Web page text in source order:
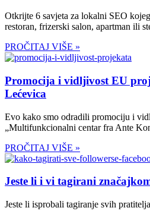
Otkrijte 6 savjeta za lokalni SEO
restoran, frizerski salon, apartman ili
PROČITAJ VIŠE »
Promocija i vidljivost EU
Lećevica
Evo kako smo odradili promociju i
„Multifunkcionalni centar fra Ante
PROČITAJ VIŠE »
Jeste li i vi tagirani
Jeste li isprobali tagiranje svih